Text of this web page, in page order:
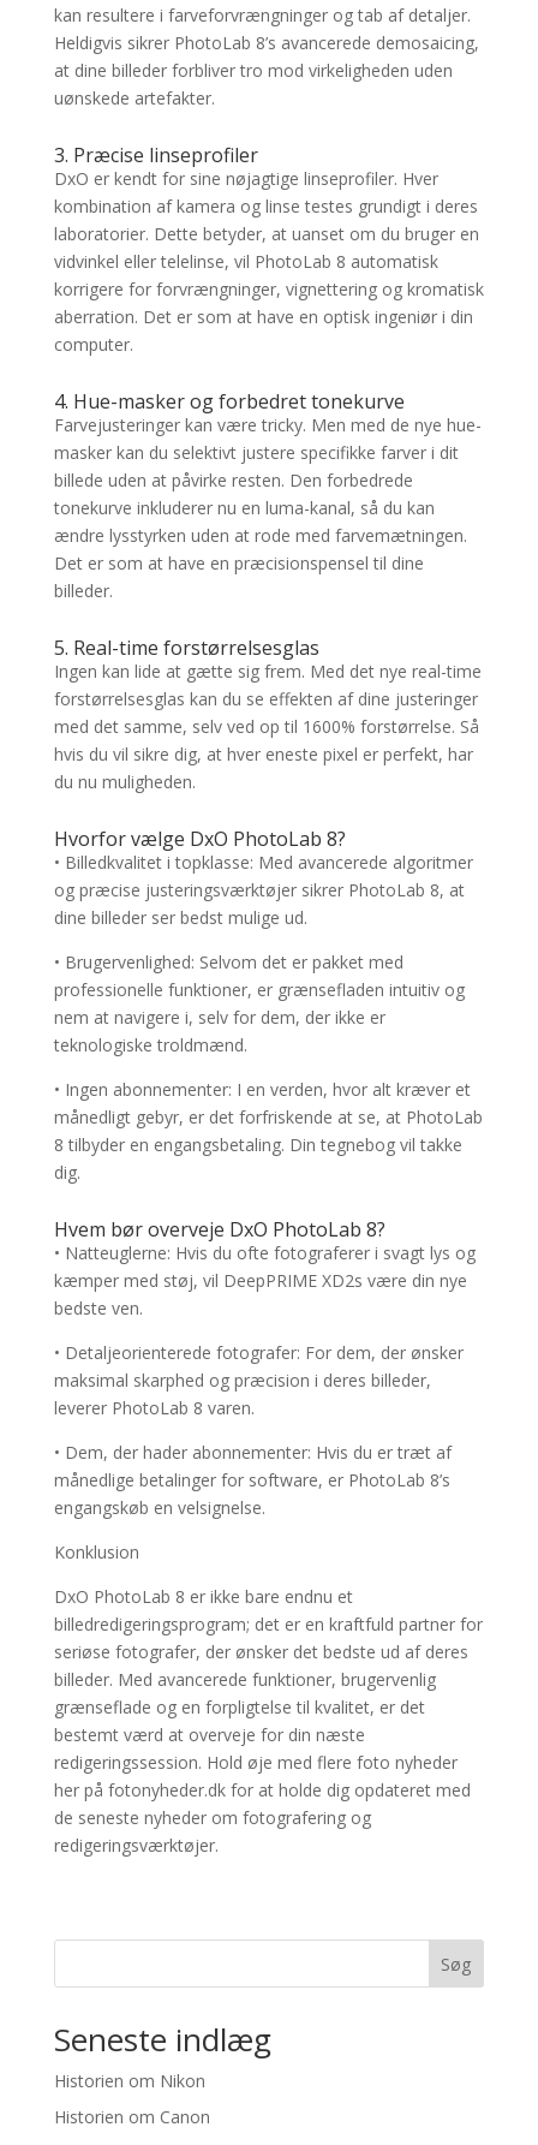
kan resultere i farveforvrængninger og tab af detaljer.
Heldigvis sikrer PhotoLab 8’s avancerede demosaicing,
at dine billeder forbliver tro mod virkeligheden uden
uønskede artefakter.
3. Præcise linseprofiler
DxO er kendt for sine nøjagtige linseprofiler. Hver
kombination af kamera og linse testes grundigt i deres
laboratorier. Dette betyder, at uanset om du bruger en
vidvinkel eller telelinse, vil PhotoLab 8 automatisk
korrigere for forvrængninger, vignettering og kromatisk
aberration. Det er som at have en optisk ingeniør i din
computer.
4. Hue-masker og forbedret tonekurve
Farvejusteringer kan være tricky. Men med de nye hue-
masker kan du selektivt justere specifikke farver i dit
billede uden at påvirke resten. Den forbedrede
tonekurve inkluderer nu en luma-kanal, så du kan
ændre lysstyrken uden at rode med farvemætningen.
Det er som at have en præcisionspensel til dine
billeder.
5. Real-time forstørrelsesglas
Ingen kan lide at gætte sig frem. Med det nye real-time
forstørrelsesglas kan du se effekten af dine justeringer
med det samme, selv ved op til 1600% forstørrelse. Så
hvis du vil sikre dig, at hver eneste pixel er perfekt, har
du nu muligheden.
Hvorfor vælge DxO PhotoLab 8?
• Billedkvalitet i topklasse: Med avancerede algoritmer
og præcise justeringsværktøjer sikrer PhotoLab 8, at
dine billeder ser bedst mulige ud.
• Brugervenlighed: Selvom det er pakket med
professionelle funktioner, er grænsefladen intuitiv og
nem at navigere i, selv for dem, der ikke er
teknologiske troldmænd.
• Ingen abonnementer: I en verden, hvor alt kræver et
månedligt gebyr, er det forfriskende at se, at PhotoLab
8 tilbyder en engangsbetaling. Din tegnebog vil takke
dig.
Hvem bør overveje DxO PhotoLab 8?
• Natteuglerne: Hvis du ofte fotograferer i svagt lys og
kæmper med støj, vil DeepPRIME XD2s være din nye
bedste ven.
• Detaljeorienterede fotografer: For dem, der ønsker
maksimal skarphed og præcision i deres billeder,
leverer PhotoLab 8 varen.
• Dem, der hader abonnementer: Hvis du er træt af
månedlige betalinger for software, er PhotoLab 8’s
engangskøb en velsignelse.
Konklusion
DxO PhotoLab 8 er ikke bare endnu et
billedredigeringsprogram; det er en kraftfuld partner for
seriøse fotografer, der ønsker det bedste ud af deres
billeder. Med avancerede funktioner, brugervenlig
grænseflade og en forpligtelse til kvalitet, er det
bestemt værd at overveje for din næste
redigeringssession. Hold øje med flere foto nyheder
her på fotonyheder.dk for at holde dig opdateret med
de seneste nyheder om fotografering og
redigeringsværktøjer.
Søg
Seneste indlæg
Historien om Nikon
Historien om Canon